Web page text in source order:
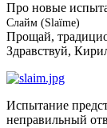
Про новые
Слайм (Slaïme)
Прощай,
Здравствуй,
Испытание
неправильный